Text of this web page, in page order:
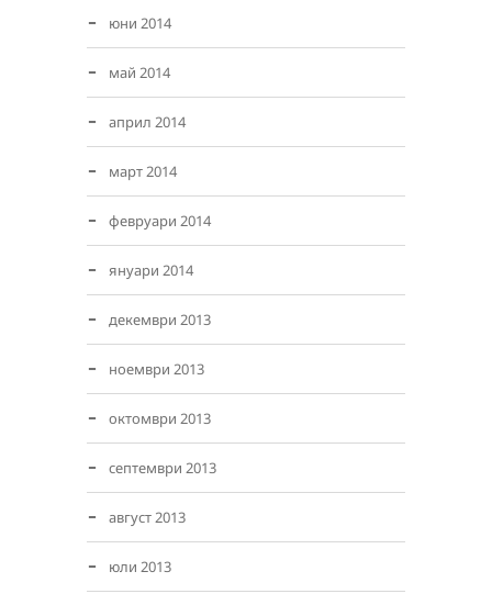
юни 2014
май 2014
април 2014
март 2014
февруари 2014
януари 2014
декември 2013
ноември 2013
октомври 2013
септември 2013
август 2013
юли 2013